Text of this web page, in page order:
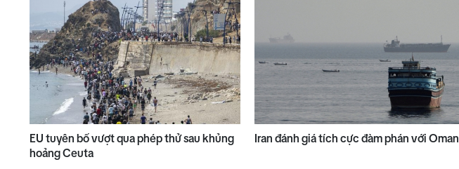
EU tuyên bố vượt qua phép thử sau khủng
hoảng Ceuta
Iran đánh giá tích cực đàm phán với Oman